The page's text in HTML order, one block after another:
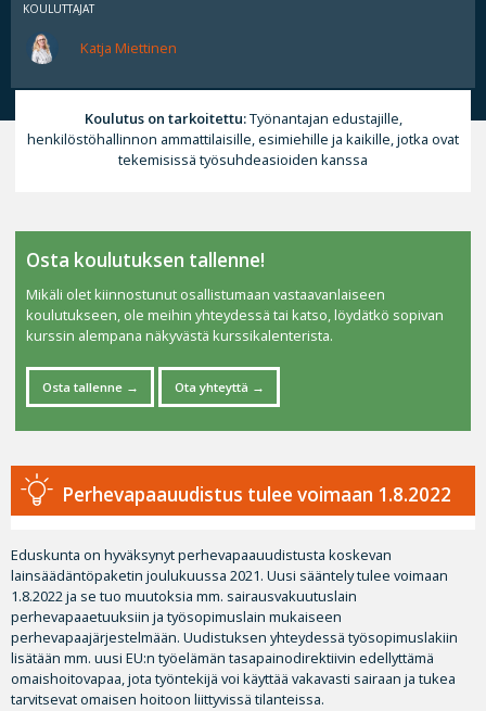
KOULUTTAJAT
Katja Miettinen
Koulutus on tarkoitettu:Työnantajan edustajille,
henkilöstöhallinnon ammattilaisille, esimiehille ja kaikille, jotka ovat
tekemisissä työsuhdeasioiden kanssa
Perhevapaauudistus tulee voimaan 1.8.2022
Eduskunta on hyväksynyt perhevapaauudistusta koskevan
lainsäädäntöpaketin joulukuussa 2021. Uusi sääntely tulee voimaan
1.8.2022 ja se tuo muutoksia mm. sairausvakuutuslain
perhevapaaetuuksiin ja työsopimuslain mukaiseen
perhevapaajärjestelmään. Uudistuksen yhteydessä työsopimuslakiin
lisätään mm. uusi EU:n työelämän tasapainodirektiivin edellyttämä
omaishoitovapaa, jota työntekijä voi käyttää vakavasti sairaan ja tukea
tarvitsevat omaisen hoitoon liittyvissä tilanteissa.
Osta koulutuksen tallenne!
Mikäli olet kiinnostunut osallistumaan vastaavanlaiseen
koulutukseen, ole meihin yhteydessä tai katso, löydätkö sopivan
kurssin alempana näkyvästä kurssikalenterista.
Osta tallenne Ota yhteyttä